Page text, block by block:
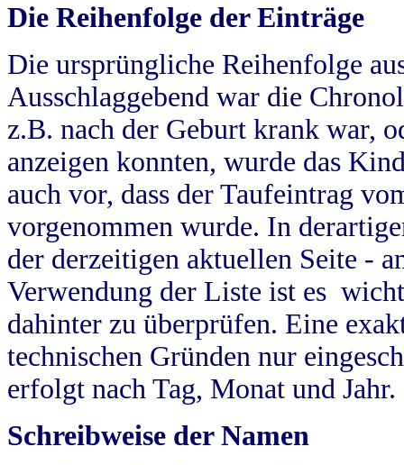
Die Reihenfolge der Einträge
Die ursprüngliche Reihenfolge
Ausschlaggebend war die
z.B. nach der Geburt krank war,
anzeigen konnten, wurde das
auch vor, dass der Taufeintrag
vorgenommen wurde. In
der derzeitigen aktuellen Seite -
Verwendung der Liste ist es
dahinter zu überprüfen. Eine
technischen Gründen nur
erfolgt nach Tag, Monat und Jahr.
Schreibweise der Namen